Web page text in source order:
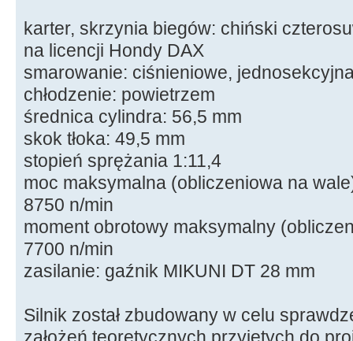
karter, skrzynia biegów: chiński
na licencji Hondy DAX
smarowanie: ciśnieniowe,
chłodzenie: powietrzem
średnica cylindra: 56,5 mm
skok tłoka: 49,5 mm
stopień sprężania 1:11,4
moc maksymalna (obliczeniowa na
8750 n/min
moment obrotowy maksymalny
7700 n/min
zasilanie: gaźnik MIKUNI DT 28 mm
Silnik został zbudowany w celu